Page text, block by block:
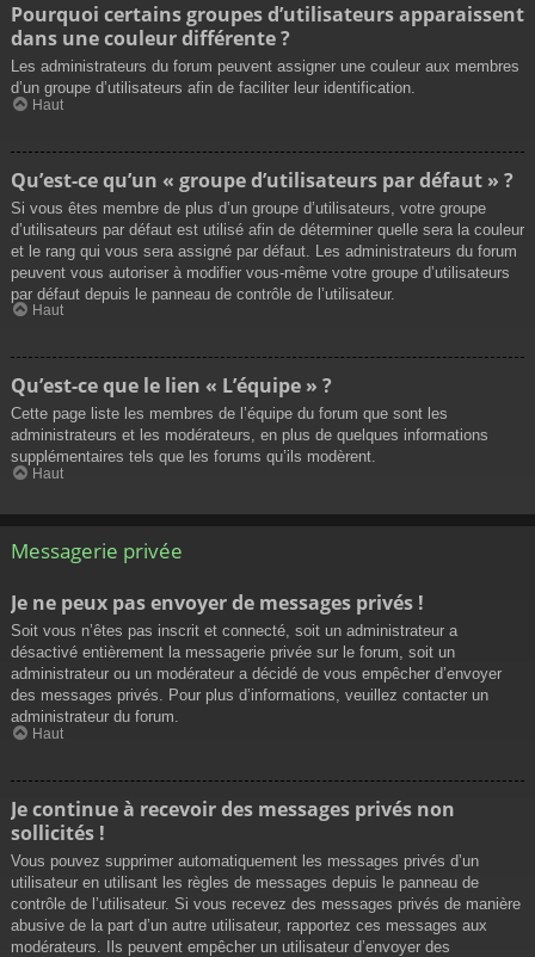
Pourquoi certains groupes d’utilisateurs apparaissent
dans une couleur différente ?
Les administrateurs du forum peuvent assigner une couleur aux membres
d’un groupe d’utilisateurs afin de faciliter leur identification.
Haut
Qu’est-ce qu’un « groupe d’utilisateurs par défaut » ?
Si vous êtes membre de plus d’un groupe d’utilisateurs, votre groupe
d’utilisateurs par défaut est utilisé afin de déterminer quelle sera la couleur
et le rang qui vous sera assigné par défaut. Les administrateurs du forum
peuvent vous autoriser à modifier vous-même votre groupe d’utilisateurs
par défaut depuis le panneau de contrôle de l’utilisateur.
Haut
Qu’est-ce que le lien « L’équipe » ?
Cette page liste les membres de l’équipe du forum que sont les
administrateurs et les modérateurs, en plus de quelques informations
supplémentaires tels que les forums qu’ils modèrent.
Haut
Messagerie privée
Je ne peux pas envoyer de messages privés !
Soit vous n’êtes pas inscrit et connecté, soit un administrateur a
désactivé entièrement la messagerie privée sur le forum, soit un
administrateur ou un modérateur a décidé de vous empêcher d’envoyer
des messages privés. Pour plus d’informations, veuillez contacter un
administrateur du forum.
Haut
Je continue à recevoir des messages privés non
sollicités !
Vous pouvez supprimer automatiquement les messages privés d’un
utilisateur en utilisant les règles de messages depuis le panneau de
contrôle de l’utilisateur. Si vous recevez des messages privés de manière
abusive de la part d’un autre utilisateur, rapportez ces messages aux
modérateurs. Ils peuvent empêcher un utilisateur d’envoyer des